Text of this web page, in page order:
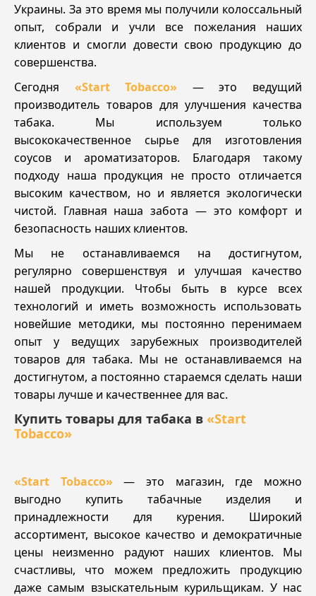
Украины. За это время мы получили колоссальный
опыт, собрали и учли все пожелания наших
клиентов и смогли довести свою продукцию до
совершенства.
Сегодня «Start Tobacco» — это ведущий
производитель товаров для улучшения качества
табака. Мы используем только
высококачественное сырье для изготовления
соусов и ароматизаторов. Благодаря такому
подходу наша продукция не просто отличается
высоким качеством, но и является экологически
чистой. Главная наша забота — это комфорт и
безопасность наших клиентов.
Мы не останавливаемся на достигнутом,
регулярно совершенствуя и улучшая качество
нашей продукции. Чтобы быть в курсе всех
технологий и иметь возможность использовать
новейшие методики, мы постоянно перенимаем
опыт у ведущих зарубежных производителей
товаров для табака. Мы не останавливаемся на
достигнутом, а постоянно стараемся сделать наши
товары лучше и качественнее для вас.
Купить товары для табака в «Start
Tobacco»
«Start Tobacco» — это магазин, где можно
выгодно купить табачные изделия и
принадлежности для курения. Широкий
ассортимент, высокое качество и демократичные
цены неизменно радуют наших клиентов. Мы
счастливы, что можем предложить продукцию
даже самым взыскательным курильщикам. У нас